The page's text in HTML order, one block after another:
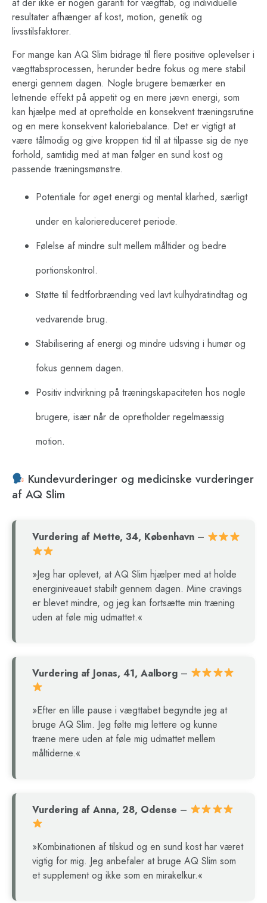
at der ikke er nogen garanti for vægttab, og individuelle
resultater afhænger af kost, motion, genetik og
livsstilsfaktorer.
For mange kan AQ Slim bidrage til flere positive oplevelser i
vægttabsprocessen, herunder bedre fokus og mere stabil
energi gennem dagen. Nogle brugere bemærker en
letnende effekt på appetit og en mere jævn energi, som
kan hjælpe med at opretholde en konsekvent træningsrutine
og en mere konsekvent kaloriebalance. Det er vigtigt at
være tålmodig og give kroppen tid til at tilpasse sig de nye
forhold, samtidig med at man følger en sund kost og
passende træningsmønstre.
Potentiale for øget energi og mental klarhed, særligt
under en kaloriereduceret periode.
Følelse af mindre sult mellem måltider og bedre
portionskontrol.
Støtte til fedtforbrænding ved lavt kulhydratindtag og
vedvarende brug.
Stabilisering af energi og mindre udsving i humør og
fokus gennem dagen.
Positiv indvirkning på træningskapaciteten hos nogle
brugere, især når de opretholder regelmæssig
motion.
Kundevurderinger og medicinske vurderinger
af AQ Slim
Vurdering af Mette, 34, København –
»Jeg har oplevet, at AQ Slim hjælper med at holde
energiniveauet stabilt gennem dagen. Mine cravings
er blevet mindre, og jeg kan fortsætte min træning
uden at føle mig udmattet.«
Vurdering af Jonas, 41, Aalborg –
»Efter en lille pause i vægttabet begyndte jeg at
bruge AQ Slim. Jeg følte mig lettere og kunne
træne mere uden at føle mig udmattet mellem
måltiderne.«
Vurdering af Anna, 28, Odense –
»Kombinationen af tilskud og en sund kost har været
vigtig for mig. Jeg anbefaler at bruge AQ Slim som
et supplement og ikke som en mirakelkur.«